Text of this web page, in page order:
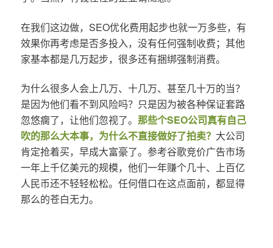
在我们这边做，SEO优化费用起步也就一万多些，有
效果你再考虑是否多投入，没有任何强制收费；其他
家基本都是几万起步，很多还有捆绑强制消费。
为什么很多人会上几万、十几万、甚至几十万的当？
是因为他们看不到风险吗？只是因为被各种保证套路
忽悠瘸了，让他们忽视了。 那些个SEO公司真有自己
吹的那么大本事，为什么不直接做好了拍卖？ 大公司
肯定抢着买，早成大富豪了。参考谷歌竞价广告市场
一年上千亿美元的规模，他们一年赚个几十、上百亿
人民币还不轻轻松松。任何借口在这点面前，都显得
那么的苍白无力。